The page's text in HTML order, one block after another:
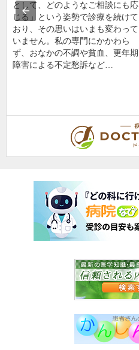
として、どのようなご相談にも応
じる」という姿勢で診療を続けて
おり、その思いはいまも変わって
いません。私の専門にかかわら
ず、おなかの不調や貧血、更年期
障害による不定愁訴など…